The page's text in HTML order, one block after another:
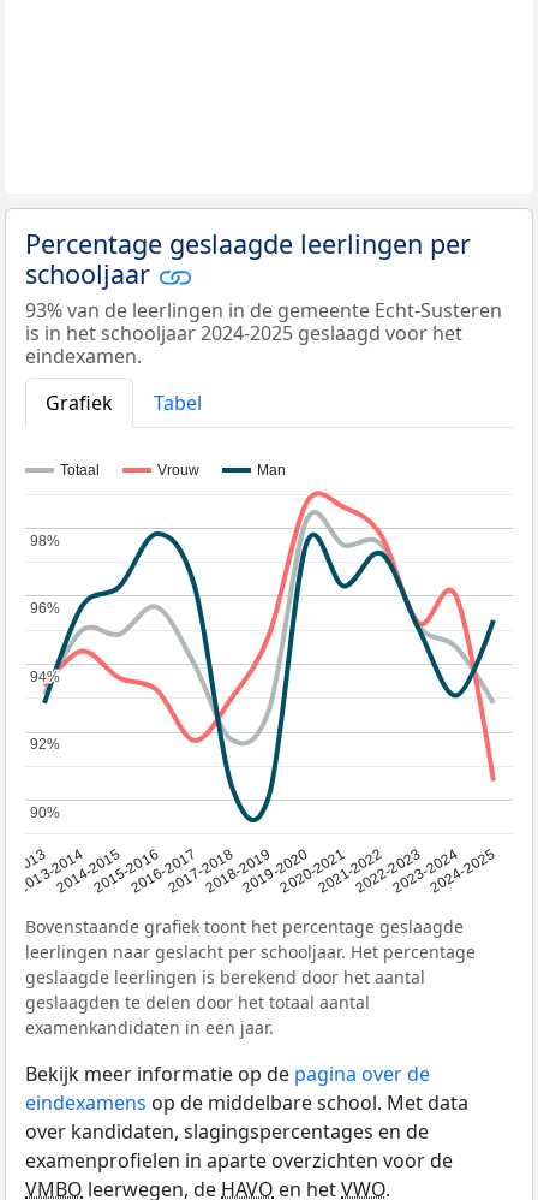
Percentage geslaagde leerlingen per
schooljaar
93% van de leerlingen in de gemeente Echt-Susteren
is in het schooljaar 2024-2025 geslaagd voor het
eindexamen.
Grafiek
Tabel
Totaal Vrouw Man
2013
2013-2014
2014-20152015-20162016-20172017-20182018-20192019-20202020-20212021-20222022-20232023-20242024-2025
90%
90%
92%
92%
94%
94%
96%
96%
98%
98%
Bovenstaande grafiek toont het percentage geslaagde
leerlingen naar geslacht per schooljaar. Het percentage
geslaagde leerlingen is berekend door het aantal
geslaagden te delen door het totaal aantal
examenkandidaten in een jaar.
Bekijk meer informatie op de pagina over de
eindexamens op de middelbare school. Met data
over kandidaten, slagingspercentages en de
examenprofielen in aparte overzichten voor de
VMBO leerwegen, deHAVO en hetVWO.